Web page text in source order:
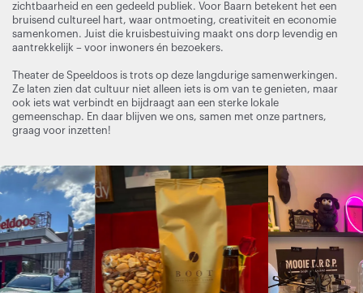
zichtbaarheid en een gedeeld publiek. Voor Baarn betekent het een
bruisend cultureel hart, waar ontmoeting, creativiteit en economie
samenkomen. Juist die kruisbestuiving maakt ons dorp levendig en
aantrekkelijk – voor inwoners én bezoekers.
Theater de Speeldoos is trots op deze langdurige samenwerkingen.
Ze laten zien dat cultuur niet alleen iets is om van te genieten, maar
ook iets wat verbindt en bijdraagt aan een sterke lokale
gemeenschap. En daar blijven we ons, samen met onze partners,
graag voor inzetten!
Overslaan